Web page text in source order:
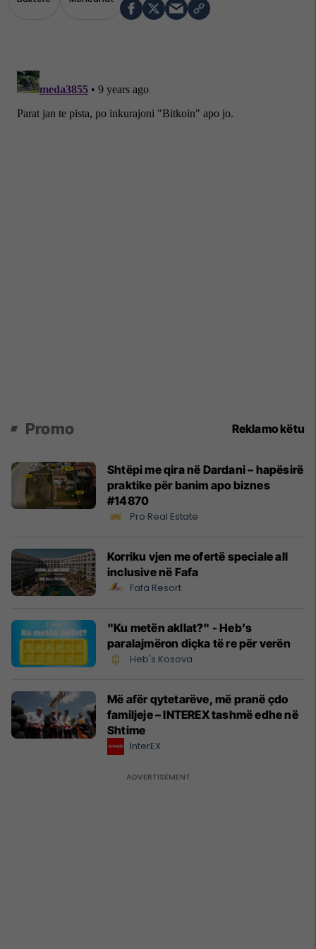
Promo Reklamo këtu
Shtëpi me qira në Dardani – hapësirë
praktike për banim apo biznes
#14870
Pro Real Estate
Korriku vjen me ofertë speciale all
inclusive në Fafa
Fafa Resort
"Ku metën akllat?" - Heb’s
paralajmëron diçka të re për verën
Heb's Kosova
Më afër qytetarëve, më pranë çdo
familjeje – INTEREX tashmë edhe në
Shtime
InterEX